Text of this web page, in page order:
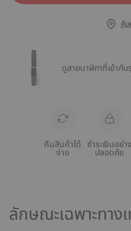
ค้น
ดูสายนาฬิกาที่เข้ากั
คืนสินค้าได้
ง่าย
ชำระเงินอย่าง
ปลอดภัย
ลักษณะเฉพาะทาง